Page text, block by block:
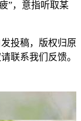
”，意指听取某
投稿，版权归原
联系我们反馈。